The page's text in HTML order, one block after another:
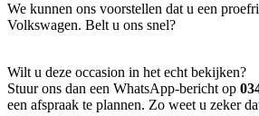
We kunnen ons voorstellen dat u een
Volkswagen. Belt u ons snel?
Wilt u deze occasion in het echt bekijken?
Stuur ons dan een WhatsApp-bericht op
een afspraak te plannen. Zo weet u zeker